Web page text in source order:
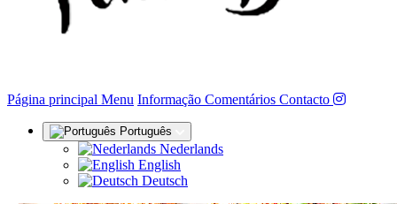
Página principal (actual)
Menu Informação Comentários Contacto
Português
Nederlands
English
Deutsch